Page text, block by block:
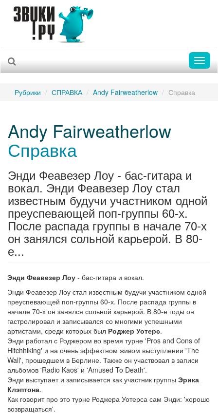
Рубрики СПРАВКА Andy Fairweatherlow Справка
Andy Fairweatherlow
Справка
Энди Феавезер Лоу - бас-гитара и
вокал. Энди Феавезер Лоу стал
известным будучи участником одной
преуспевающей поп-группы 60-х.
После распада группы в начале 70-х
он занялся сольной карьерой. В 80-
е...
Энди Феавезер Лоу - бас-гитара и вокал.
Энди Феавезер Лоу стал известным будучи участником одной
преуспевающей поп-группы 60-х. После распада группы в
начале 70-х он занялся сольной карьерой. В 80-е годы он
гастролировал и записывался со многими успешными
артистами, среди которых был Роджер Уотерс.
Энди работал с Роджером во время турне 'Pros and Cons of
Hitchhiking' и на очень эффектном живом выступлении 'The
Wall', прошедшем в Берлине. Также он участвовал в записи
альбомов 'Radio Kaos' и 'Amused To Death'.
Энди выступает и записывается как участник группы Эрика
Клэптона.
Как говорит про это турне Роджера Уотерса сам Энди: 'хорошо
возвращаться'.